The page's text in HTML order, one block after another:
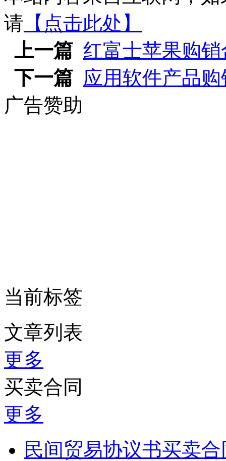
请 【点击此处】
上一篇 红富士苹果购
下一篇 应用软件产品
广告赞助
当前标签
文章列表
更多
买卖合同
更多
民间贸易协议书买卖